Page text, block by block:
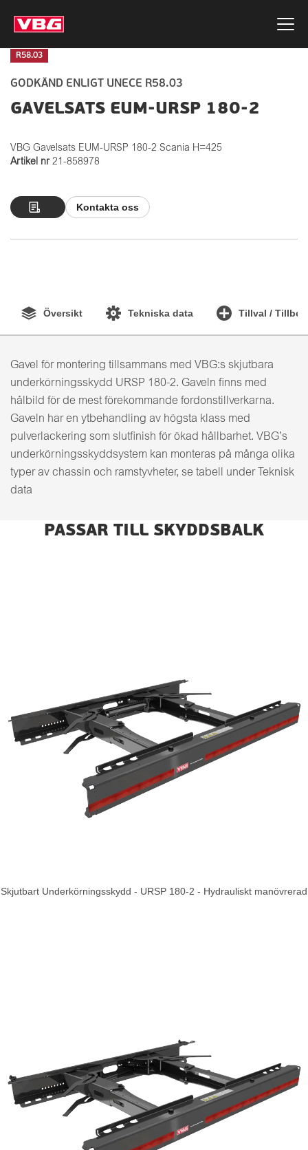
R58.03
GODKÄND ENLIGT UNECE R58.03
GAVELSATS EUM-URSP 180-2
VBG Gavelsats EUM-URSP 180-2 Scania H=425
Artikel nr 21-858978
Kontakta oss
Översikt Tekniska data Tillval /
Gavel för montering tillsammans med VBG:s skjutbara
underkörningsskydd URSP 180-2. Gaveln finns med
hålbild för de mest förekommande fordonstillverkarna.
Gaveln har en ytbehandling av högsta klass med
pulverlackering som slutfinish för ökad hållbarhet. VBG’s
underkörningsskyddsystem kan monteras på många olika
typer av chassin och ramstyvheter, se tabell under Teknisk
data
PASSAR TILL SKYDDSBALK
Skjutbart Underkörningsskydd - URSP 180-2 - Hydrauliskt manövrerad